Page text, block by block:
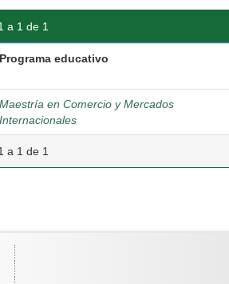
a 1 de 1
Programa educativo
Maestría en Comercio y Mercados
Internacionales
a 1 de 1